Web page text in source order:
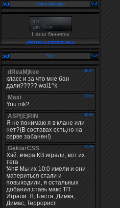
Наши баннеры
Наши баннеры
Чат